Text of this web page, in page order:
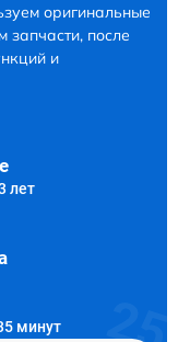
оригинальные
запчасти, после
и
лет
минут